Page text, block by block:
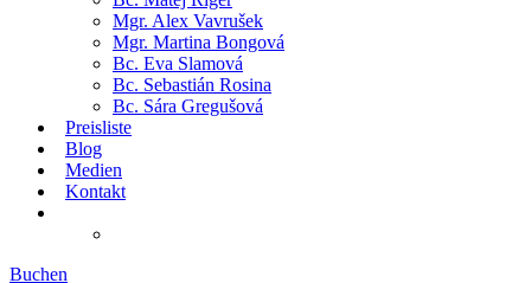
Mgr. Alex Vavrušek
Mgr. Martina Bongová
Bc. Eva Slamová
Bc. Sebastián Rosina
Bc. Sára Gregušová
Preisliste
Blog
Medien
Kontakt
Buchen